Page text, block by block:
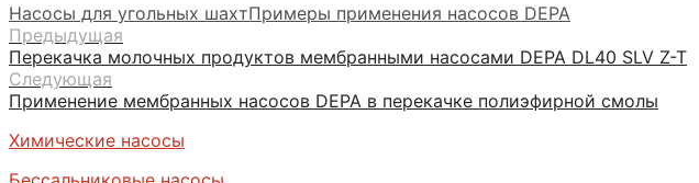
Насосы для угольных шахтПримеры применения насосов DEPA
Предыдущая
Перекачка молочных продуктов мембранными насосами DEPA DL40 SLV Z-T
Следующая
Применение мембранных насосов DEPA в перекачке полиэфирной смолы
Химические насосы